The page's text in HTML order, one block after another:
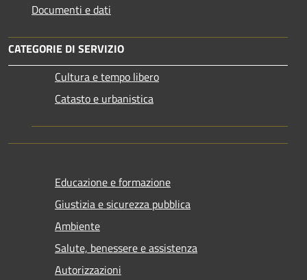
Documenti e dati
CATEGORIE DI SERVIZIO
Cultura e tempo libero
Catasto e urbanistica
Educazione e formazione
Giustizia e sicurezza pubblica
Ambiente
Salute, benessere e assistenza
Autorizzazioni